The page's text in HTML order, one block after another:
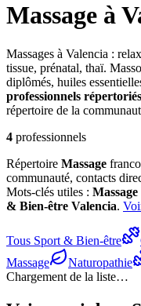
Massage à
Massages à Valencia :
tissue, prénatal, thaï.
diplômés, huiles
professionnels répertoriés
répertoire de la
4 professionnels
Répertoire Massage
communauté, contacts
Mots-clés utiles : Massage
& Bien-être Valencia.
Tous Sport & Bien-être
Massage
Naturopathie
Chargement de la liste…